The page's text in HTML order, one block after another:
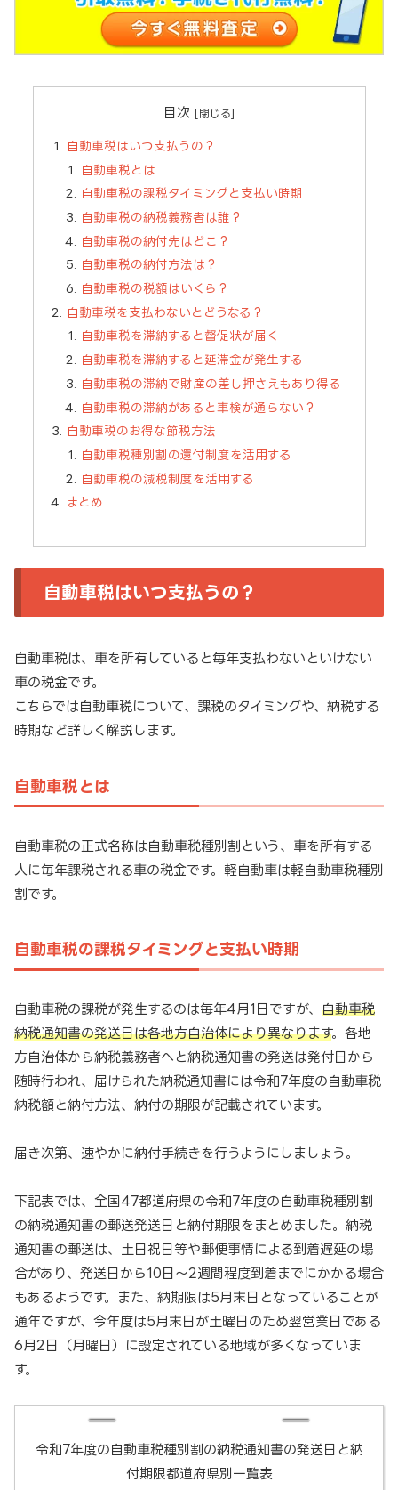
目次
自動車税はいつ支払うの？
自動車税とは
自動車税の課税タイミングと支払い時期
自動車税の納税義務者は誰？
自動車税の納付先はどこ？
自動車税の納付方法は？
自動車税の税額はいくら？
自動車税を支払わないとどうなる？
自動車税を滞納すると督促状が届く
自動車税を滞納すると延滞金が発生する
自動車税の滞納で財産の差し押さえもあり得る
自動車税の滞納があると車検が通らない？
自動車税のお得な節税方法
自動車税種別割の還付制度を活用する
自動車税の減税制度を活用する
まとめ
自動車税はいつ支払うの？
自動車税は、車を所有していると毎年支払わないといけない
車の税金です。
こちらでは自動車税について、課税のタイミングや、納税する
時期など詳しく解説します。
自動車税とは
自動車税の正式名称は自動車税種別割という、車を所有する
人に毎年課税される車の税金です。軽自動車は軽自動車税種別
割です。
自動車税の課税タイミングと支払い時期
自動車税の課税が発生するのは毎年4月1日ですが、 自動車税
納税通知書の発送日は各地方自治体により異なります。各地
方自治体から納税義務者へと納税通知書の発送は発付日から
随時行われ、届けられた納税通知書には令和7年度の自動車税
納税額と納付方法、納付の期限が記載されています。
届き次第、速やかに納付手続きを行うようにしましょう。
下記表では、全国47都道府県の令和7年度の自動車税種別割
の納税通知書の郵送発送日と納付期限をまとめました。納税
通知書の郵送は、土日祝日等や郵便事情による到着遅延の場
合があり、発送日から10日～2週間程度到着までにかかる場合
もあるようです。また、納期限は5月末日となっていることが
通年ですが、今年度は5月末日が土曜日のため翌営業日である
6月2日（月曜日）に設定されている地域が多くなっていま
す。
令和7年度の自動車税種別割の納税通知書の発送日と納
付期限都道府県別一覧表